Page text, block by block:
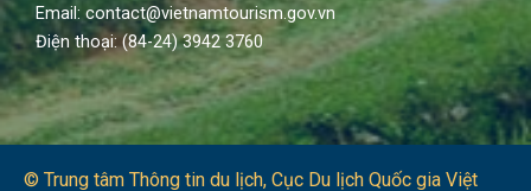
Email: contact@vietnamtourism.gov.vn
Điện thoại: (84-24) 3942 3760
© Trung tâm Thông tin du lịch​, Cục Du lịch Quốc gia Việt